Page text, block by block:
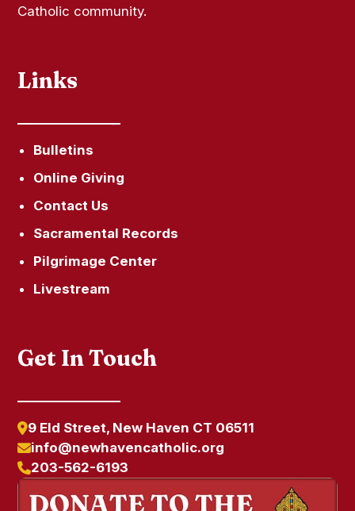
Catholic community.
Links
Bulletins
Online Giving
Contact Us
Sacramental Records
Pilgrimage Center
Livestream
Get In Touch
9 Eld Street, New Haven CT 06511
info@newhavencatholic.org
203-562-6193